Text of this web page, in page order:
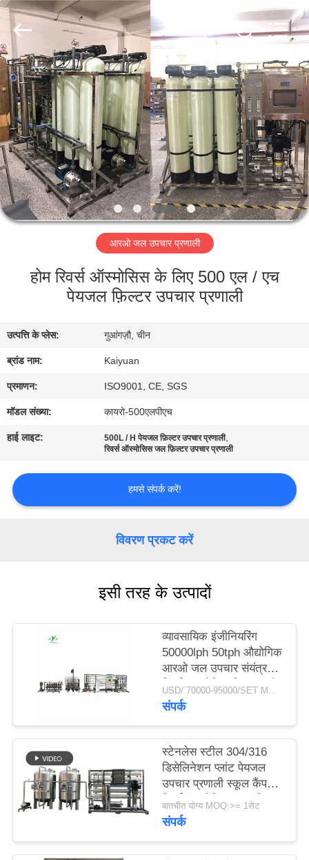
घर
उत्पादों
हमारे
बारे
में
भ्रमण
नियंत्रण
संपर्क
करें
उद्धरण
का
COMPANY
POLICY
Kai
Yuan
Water
Treatment
Equipment
Co.,
Ltd..
All
Rights
Reserved.
आरओ जल उपचार प्रणाली
होम रिवर्स ऑस्मोसिस के लिए 500 एल / एच
पेयजल फ़िल्टर उपचार प्रणाली
उत्पत्ति के प्लेस: गुआंगज़ौ, चीन
ब्रांड नाम: Kaiyuan
प्रमाणन: ISO9001, CE, SGS
मॉडल संख्या: कायरो-500एलपीएच
हाई लाइट: 500L / H पेयजल फ़िल्टर उपचार प्रणाली,
रिवर्स ऑस्मोसिस जल फ़िल्टर उपचार प्रणाली
हमसे संपर्क करें!
विवरण प्रकट करें
इसी तरह के उत्पादों
व्यावसायिक इंजीनियरिंग
50000lph 50tph औद्योगिक
आरओ जल उपचार संयंत्र
रिवर्स ऑस्मोसिस सिस्टम की
बड़ी क्षमता
USD/`70000-95000/SET MOQ:एक सेट
संपर्क
स्टेनलेस स्टील 304/316
डिसेलिनेशन प्लांट पेयजल
उपचार प्रणाली स्कूल कैंपस
रिवर्स ऑस्मोसिस वॉटर फ़िल्टर
बातचीत योग्य MOQ:>= 1सेट
संपर्क